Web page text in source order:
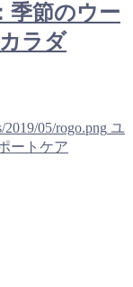
季節のウー
ラダ
2019/05/rogo.png ユ
ートケア